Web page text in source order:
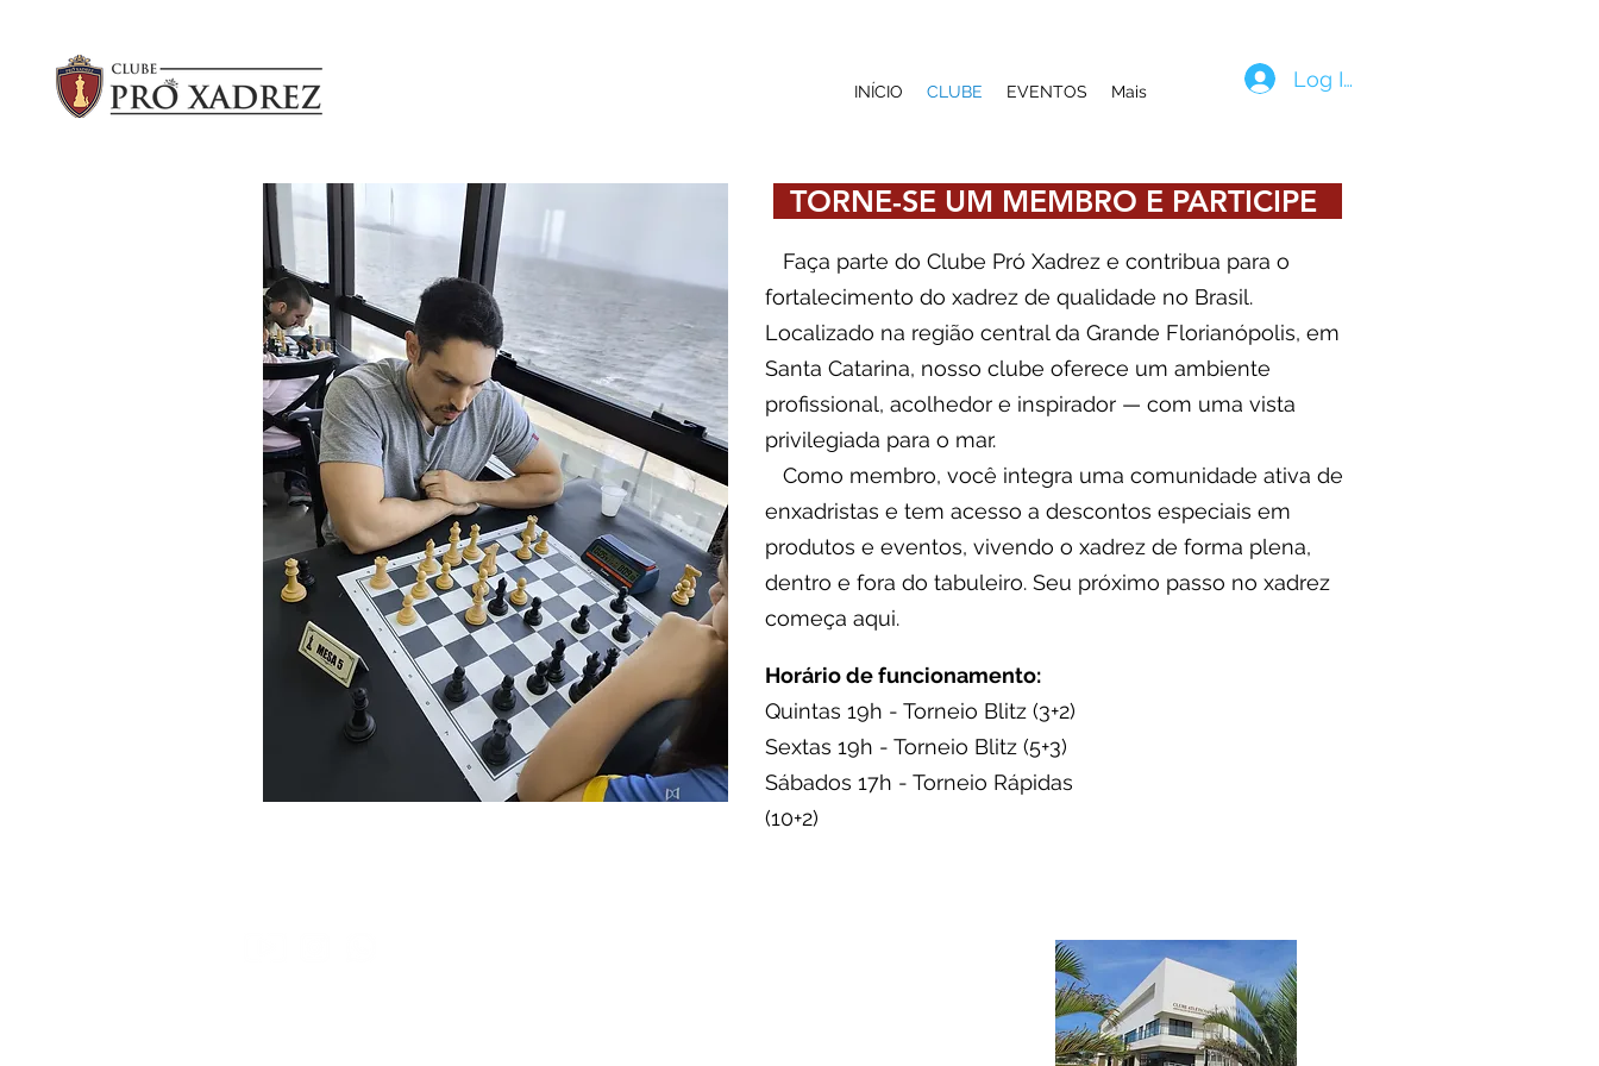
INÍCIO CLUBE EVENTOS Mais
Log In
TORNE-SE UM MEMBRO E PARTICIPE
Faça parte do Clube Pró Xadrez e contribua para o
fortalecimento do xadrez de qualidade no Brasil.
Localizado na região central da Grande Florianópolis, em
Santa Catarina, nosso clube oferece um ambiente
profissional, acolhedor e inspirador — com uma vista
privilegiada para o mar.
Como membro, você integra uma comunidade ativa de
enxadristas e tem acesso a descontos especiais em
produtos e eventos, vivendo o xadrez de forma plena,
dentro e fora do tabuleiro. Seu próximo passo no xadrez
começa aqui.
Horário de funcionamento:
Quintas 19h - Torneio Blitz (3+2)
Sextas 19h - Torneio Blitz (5+3)
Sábados 17h - Torneio Rápidas
(10+2)